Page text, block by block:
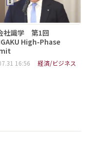
社識学 第1回
High-Phase
16:56 経済/ビジネス